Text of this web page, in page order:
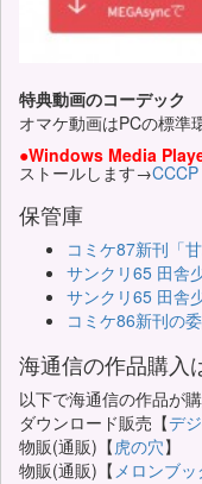
特典動画のコーデック
オマケ動画はPCの標準
●Windows Media
ストールします→CCCP
保管庫
コミケ87新刊「
サンクリ65 田舎
サンクリ65 田
コミケ86新刊の
海通信の作品購入
以下で海通信の作品が購
ダウンロード販売【デ
物販(通販)【虎の穴】
物販(通販)【 メロンブッ